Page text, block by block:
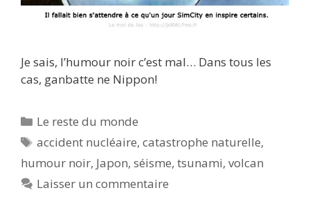
Je sais, l’humour noir c’est mal… Dans tous les
cas, ganbatte ne Nippon!
Catégories
Le reste du monde
Étiquettes
accident nucléaire,catastrophe naturelle,
humour noir, Japon, séisme, tsunami, volcan
Laisser un commentaire